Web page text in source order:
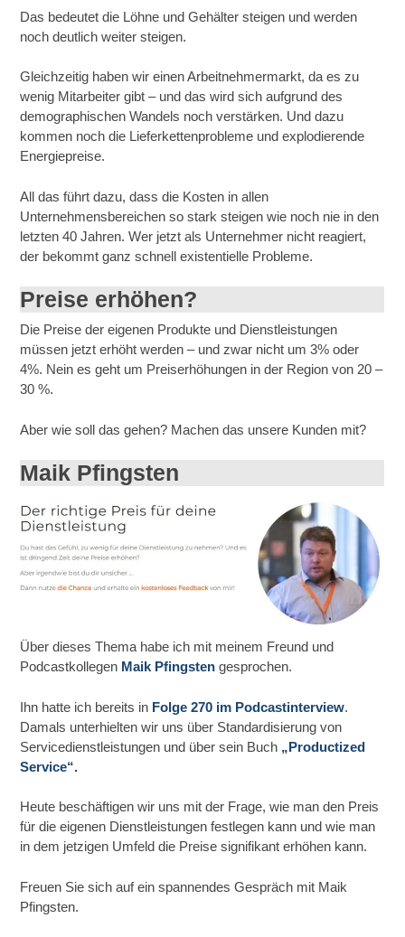
Das bedeutet die Löhne und Gehälter steigen und werden
noch deutlich weiter steigen.
Gleichzeitig haben wir einen Arbeitnehmermarkt, da es zu
wenig Mitarbeiter gibt – und das wird sich aufgrund des
demographischen Wandels noch verstärken. Und dazu
kommen noch die Lieferkettenprobleme und explodierende
Energiepreise.
All das führt dazu, dass die Kosten in allen
Unternehmensbereichen so stark steigen wie noch nie in den
letzten 40 Jahren. Wer jetzt als Unternehmer nicht reagiert,
der bekommt ganz schnell existentielle Probleme.
Preise erhöhen?
Die Preise der eigenen Produkte und Dienstleistungen
müssen jetzt erhöht werden – und zwar nicht um 3% oder
4%. Nein es geht um Preiserhöhungen in der Region von 20 –
30 %.
Aber wie soll das gehen? Machen das unsere Kunden mit?
Maik Pfingsten
Über dieses Thema habe ich mit meinem Freund und
Podcastkollegen Maik Pfingstengesprochen.
Ihn hatte ich bereits in Folge 270 im Podcastinterview.
Damals unterhielten wir uns über Standardisierung von
Servicedienstleistungen und über sein Buch „Productized
Service“.
Heute beschäftigen wir uns mit der Frage, wie man den Preis
für die eigenen Dienstleistungen festlegen kann und wie man
in dem jetzigen Umfeld die Preise signifikant erhöhen kann.
Freuen Sie sich auf ein spannendes Gespräch mit Maik
Pfingsten.